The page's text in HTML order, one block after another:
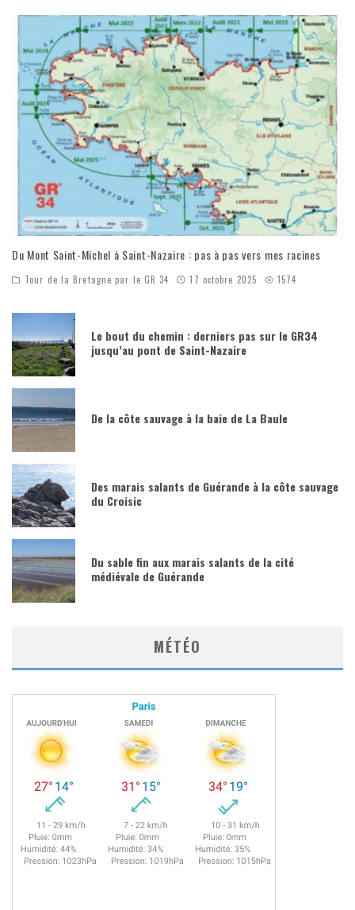
Du Mont Saint-Michel à Saint-Nazaire : pas à pas vers mes racines
Tour de la Bretagne par le GR 34 17 octobre 2025 1574
Le bout du chemin : derniers pas sur le GR34
jusqu’au pont de Saint-Nazaire
De la côte sauvage à la baie de La Baule
Des marais salants de Guérande à la côte sauvage
du Croisic
Du sable fin aux marais salants de la cité
médiévale de Guérande
MÉTÉO